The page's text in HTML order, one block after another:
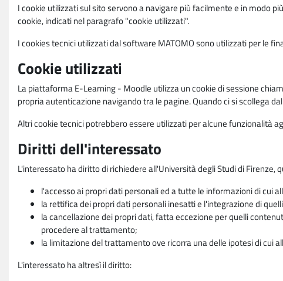
I cookie utilizzati sul sito servono a navigare più facilmente e in modo
cookie, indicati nel paragrafo "cookie utilizzati".
I cookies tecnici utilizzati dal software MATOMO sono utilizzati per le
Cookie utilizzati
La piattaforma E-Learning - Moodle utilizza un cookie di sessione
propria autenticazione navigando tra le pagine. Quando ci si scollega
Altri cookie tecnici potrebbero essere utilizzati per alcune funzionalità
Diritti dell'interessato
L'interessato ha diritto di richiedere all'Università degli Studi di Firenze,
l'accesso ai propri dati personali ed a tutte le informazioni di cui
la rettifica dei propri dati personali inesatti e l'integrazione di
la cancellazione dei propri dati, fatta eccezione per quelli
procedere al trattamento;
la limitazione del trattamento ove ricorra una delle ipotesi di cui
L'interessato ha altresì il diritto: